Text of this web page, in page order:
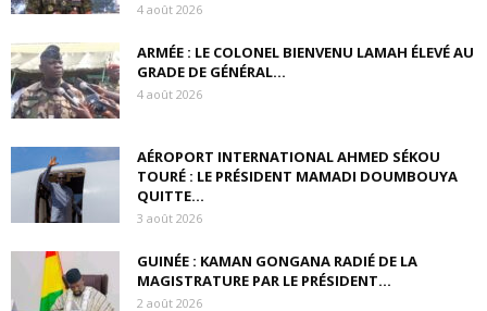
4 août 2026
ARMÉE : LE COLONEL BIENVENU LAMAH ÉLEVÉ AU
GRADE DE GÉNÉRAL...
4 août 2026
AÉROPORT INTERNATIONAL AHMED SÉKOU
TOURÉ : LE PRÉSIDENT MAMADI DOUMBOUYA
QUITTE...
3 août 2026
GUINÉE : KAMAN GONGANA RADIÉ DE LA
MAGISTRATURE PAR LE PRÉSIDENT...
2 août 2026